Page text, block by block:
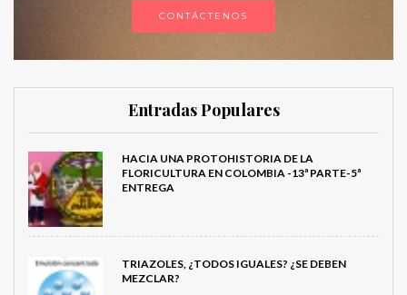
CONTÁCTENOS
Entradas Populares
HACIA UNA PROTOHISTORIA DE LA
FLORICULTURA EN COLOMBIA -13ª PARTE-5ª
ENTREGA
TRIAZOLES, ¿TODOS IGUALES? ¿SE DEBEN
MEZCLAR?